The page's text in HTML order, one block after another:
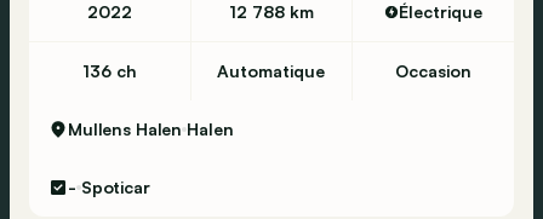
2022 12 788 km Électrique
136 ch Automatique Occasion
Mullens Halen Halen
- Spoticar